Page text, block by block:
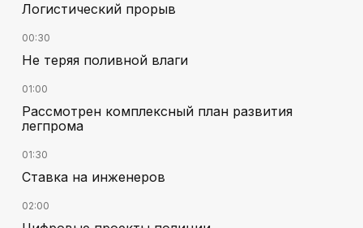
Логистический прорыв
00:30
Не теряя поливной влаги
01:00
Рассмотрен комплексный план развития
легпрома
01:30
Ставка на инженеров
02:00